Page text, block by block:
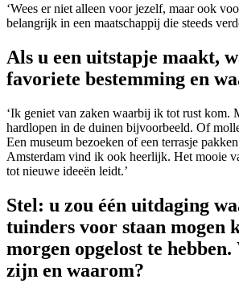
‘Wees er niet alleen voor jezelf, maar ook
belangrijk in een maatschappij die steeds
Als u een uitstapje maakt,
favoriete bestemming en
‘Ik geniet van zaken waarbij ik tot rust kom.
hardlopen in de duinen bijvoorbeeld. Of
Een museum bezoeken of een terrasje
Amsterdam vind ik ook heerlijk. Het mooie
tot nieuwe ideeën leidt.’
Stel: u zou één uitdaging
tuinders voor staan mogen
morgen opgelost te
zijn en waarom?